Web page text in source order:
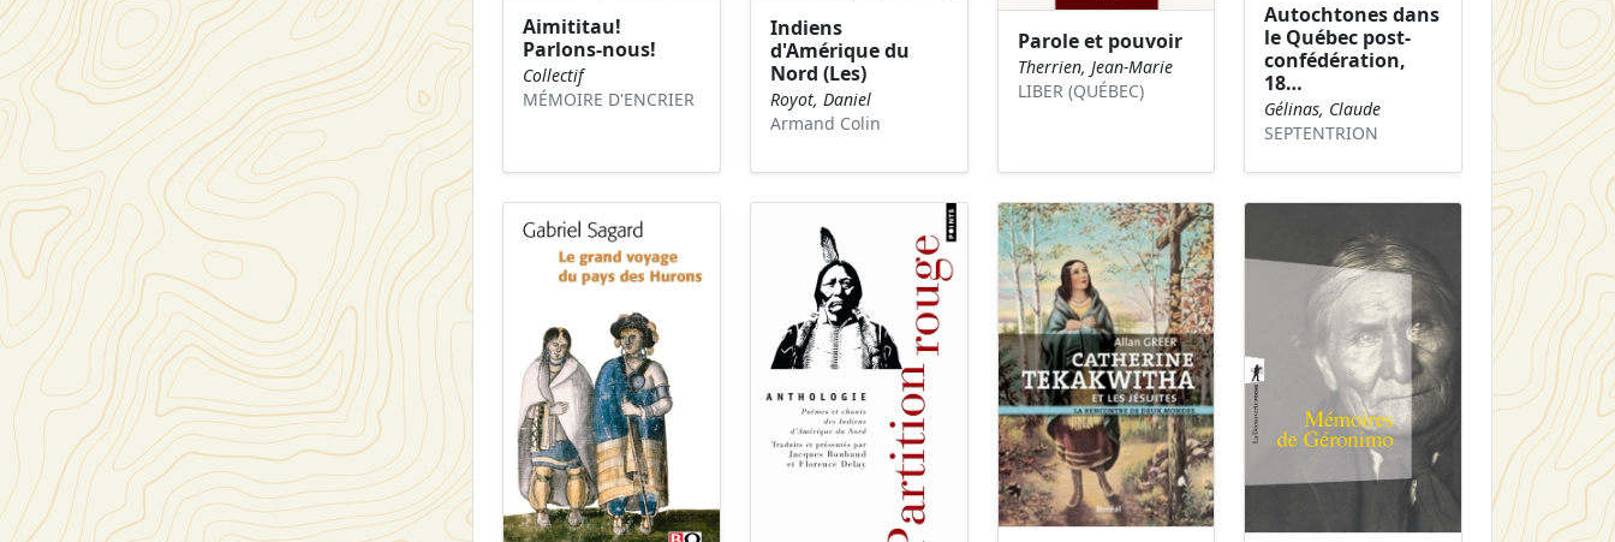
Aimititau!
Parlons-nous!
Collectif
MÉMOIRE D'ENCRIER
Indiens
d'Amérique du
Nord (Les)
Royot, Daniel
Armand Colin
Parole et pouvoir
Therrien, Jean-Marie
LIBER (QUÉBEC)
Autochtones dans
le Québec post-
confédération,
18…
Gélinas, Claude
SEPTENTRION